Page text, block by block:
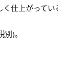
仕上がってい
)。